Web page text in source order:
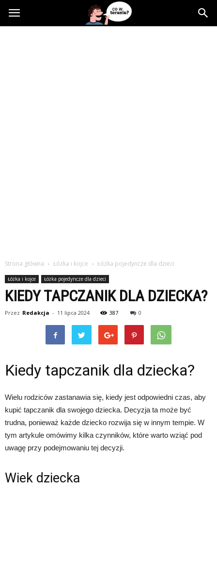
Cowtoruniu.pl
Strona główna Łóżka i kojce Łóżka pojedyncze dla dzieci
Łóżka i kojce Łóżka pojedyncze dla dzieci
KIEDY TAPCZANIK DLA DZIECKA?
Przez Redakcja - 11 lipca 2024 387 0
Kiedy tapczanik dla dziecka?
Wielu rodziców zastanawia się, kiedy jest odpowiedni czas, aby
kupić tapczanik dla swojego dziecka. Decyzja ta może być
trudna, ponieważ każde dziecko rozwija się w innym tempie. W
tym artykule omówimy kilka czynników, które warto wziąć pod
uwagę przy podejmowaniu tej decyzji.
Wiek dziecka